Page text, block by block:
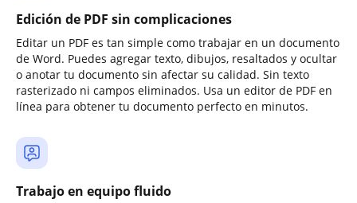
Edición de PDF sin complicaciones
Editar un PDF es tan simple como trabajar en un documento
de Word. Puedes agregar texto, dibujos, resaltados y ocultar
o anotar tu documento sin afectar su calidad. Sin texto
rasterizado ni campos eliminados. Usa un editor de PDF en
línea para obtener tu documento perfecto en minutos.
Trabajo en equipo fluido